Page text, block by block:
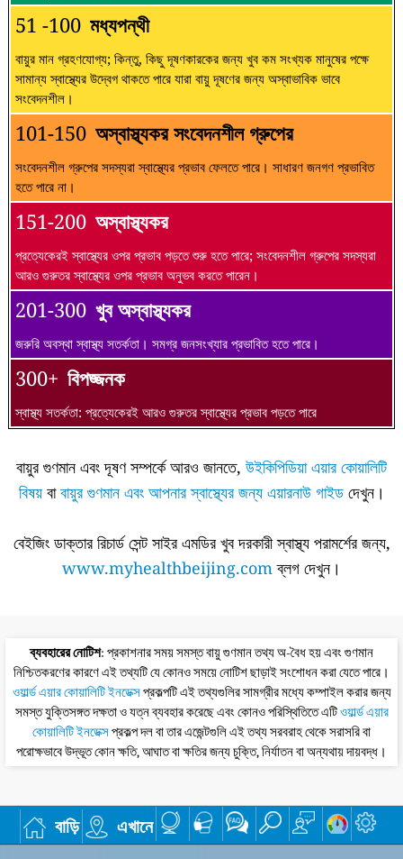
51 -100 মধ্যপন্থী
বায়ুর মান গ্রহণযোগ্য; কিন্তু, কিছু দূষণকারকের জন্য খুব কম সংখ্যক মানুষের পক্ষে
সামান্য স্বাস্থ্যের উদ্বেগ থাকতে পারে যারা বায়ু দূষণের জন্য অস্বাভাবিক ভাবে
সংবেদনশীল।
101-150 অস্বাস্থ্যকর সংবেদনশীল গ্রুপের
সংবেদনশীল গ্রুপের সদস্যরা স্বাস্থ্যের প্রভাব ফেলতে পারে। সাধারণ জনগণ প্রভাবিত
হতে পারে না।
151-200 অস্বাস্থ্যকর
প্রত্যেকেরই স্বাস্থ্যের ওপর প্রভাব পড়তে শুরু হতে পারে; সংবেদনশীল গ্রুপের সদস্যরা
আরও গুরুতর স্বাস্থ্যের ওপর প্রভাব অনুভব করতে পারেন।
201-300 খুব অস্বাস্থ্যকর
জরুরি অবস্থা স্বাস্থ্য সতর্কতা। সমগ্র জনসংখ্যার প্রভাবিত হতে পারে।
300+ বিপজ্জনক
স্বাস্থ্য সতর্কতা: প্রত্যেকেরই আরও গুরুতর স্বাস্থ্যের প্রভাব পড়তে পারে
বায়ুর গুণমান এবং দূষণ সম্পর্কে আরও জানতে, উইকিপিডিয়া এয়ার কোয়ালিটি
বিষয়বাবায়ুর গুণমান এবং আপনার স্বাস্থ্যের জন্য এয়ারনাউ গাইডদেখুন।
বেইজিং ডাক্তার রিচার্ড সেন্ট সাইর এমডির খুব দরকারী স্বাস্থ্য পরামর্শের জন্য,
www.myhealthbeijing.com ব্লগ দেখুন।
ব্যবহারের নোটিশ: প্রকাশনার সময় সমস্ত বায়ু গুণমান তথ্য অ-বৈধ হয় এবং গুণমান
নিশ্চিতকরণের কারণে এই তথ্যটি যে কোনও সময়ে নোটিশ ছাড়াই সংশোধন করা যেতে পারে।
ওয়ার্ল্ড এয়ার কোয়ালিটি ইনডেক্সপ্রকল্পটি এই তথ্যগুলির সামগ্রীর মধ্যে কম্পাইল করার জন্য
সমস্ত যুক্তিসঙ্গত দক্ষতা ও যত্ন ব্যবহার করেছে এবং কোনও পরিস্থিতিতে এটিওয়ার্ল্ড এয়ার
কোয়ালিটি ইনডেক্সপ্রকল্প দল বা তার এজেন্টগুলি এই তথ্য সরবরাহ থেকে সরাসরি বা
পরোক্ষভাবে উদ্ভূত কোন ক্ষতি, আঘাত বা ক্ষতির জন্য চুক্তি, নির্যাতন বা অন্যথায় দায়বদ্ধ।
বাড়ি এখানে